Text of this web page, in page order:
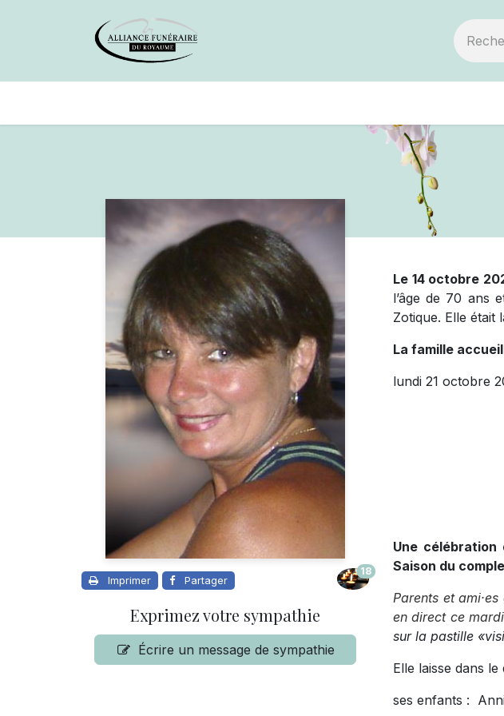
Imprimer Partager
18
Exprimez votre sympathie
Écrire un message de sympathie
Le 14 octobre
l’âge de 70 ans
Zotique. Elle était
La famille
lundi 21 octobre
Une célébration
Saison du
Parents et
en direct ce
sur la pastille
Elle laisse dans
ses enfants :